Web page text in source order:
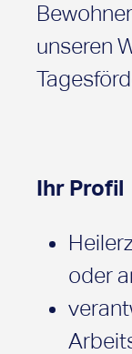
unseren
Ihr Profil
oder